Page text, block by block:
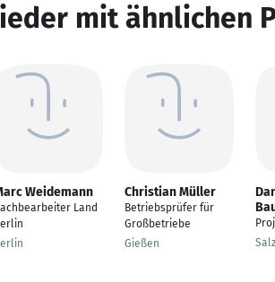
mit ähnlichen
Weidemann
Land
Christian Müller
Betriebsprüfer für
Großbetriebe
Gießen